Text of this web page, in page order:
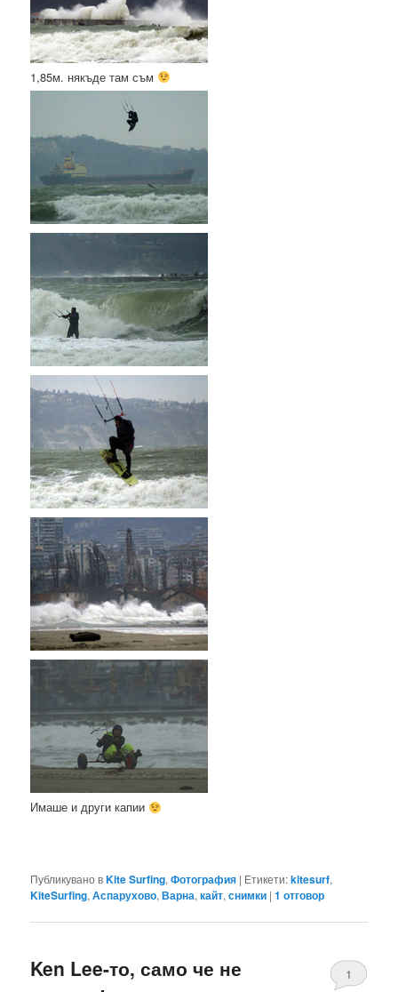
1,85м. някъде там съм
Имаше и други капии
Публикувано вKite Surfing,Фотография | Етикети:kitesurf,
KiteSurfing,Аспарухово,Варна,кайт,снимки |1 отговор
Ken Lee-то, само че не
1